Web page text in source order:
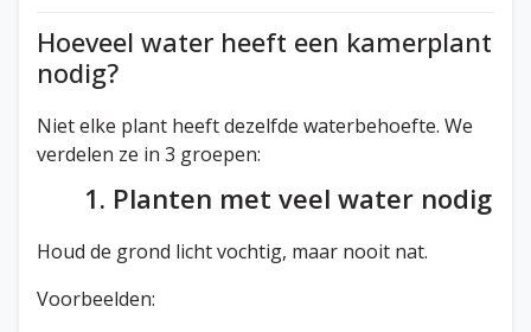
Hoeveel water heeft een kamerplant
nodig?
Niet elke plant heeft dezelfde waterbehoefte. We
verdelen ze in 3 groepen:
1. Planten met veel water nodig
Houd de grond licht vochtig, maar nooit nat.
Voorbeelden: